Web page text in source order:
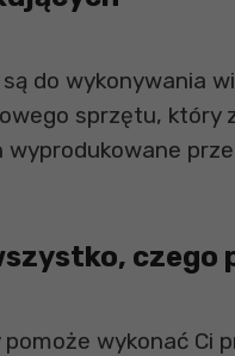
do wykonywania
sprzętu,
wyprodukowane
wykonać